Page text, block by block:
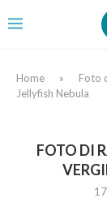
Home »
Foto
Jellyfish Nebula
FOTO DI